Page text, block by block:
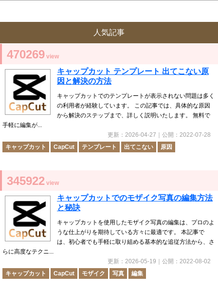
人気記事
470269 view
キャップカット テンプレート 出てこない原
因と解決の方法
キャップカットでのテンプレートが表示されない問題は多く
の利用者が経験しています。 この記事では、具体的な原因
から解決のステップまで、詳しく説明いたします。 無料で
手軽に編集が...
更新： 2026-04-27 ｜公開： 2022-07-28
キャップカット
CapCut テンプレート 出てこない 原因
345922 view
キャップカットでのモザイク写真の編集方法
と秘訣
キャップカットを使用したモザイク写真の編集は、プロのよ
うな仕上がりを期待している方々に最適です。 本記事で
は、初心者でも手軽に取り組める基本的な追従方法から、さ
らに高度なテクニ...
更新： 2026-05-19 ｜公開： 2022-08-02
キャップカット
CapCut モザイク 写真 編集